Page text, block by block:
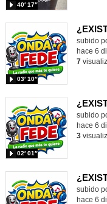
40′ 17″
subido
03′ 10″
hace 6
7
subido
02′ 01″
hace 6
3
subido
hace 6